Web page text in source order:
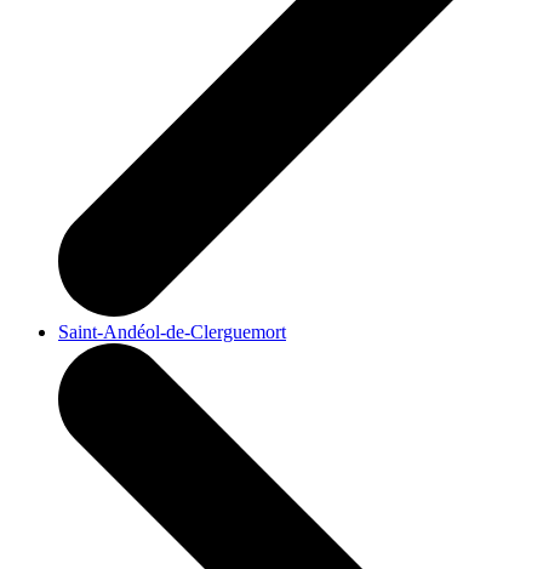
Saint-Andéol-de-Clerguemort